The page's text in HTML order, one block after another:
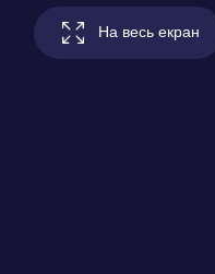
На весь екран